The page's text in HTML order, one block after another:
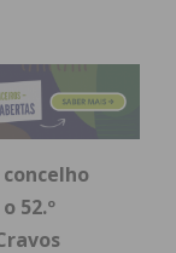
52.º